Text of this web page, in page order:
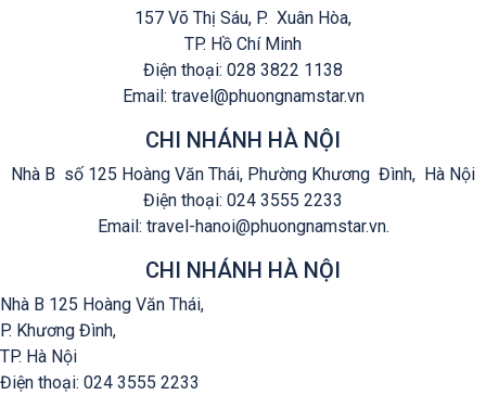
157 Võ Thị Sáu, P. Xuân Hòa,
TP. Hồ Chí Minh
Điện thoại: 028 3822 1138
Email: travel@phuongnamstar.vn
CHI NHÁNH HÀ NỘI
Nhà B số 125 Hoàng Văn Thái, Phường Khương Đình, Hà Nội
Điện thoại: 024 3555 2233
Email: travel-hanoi@phuongnamstar.vn.
CHI NHÁNH HÀ NỘI
Nhà B 125 Hoàng Văn Thái,
P. Khương Đình,
TP. Hà Nội
Điện thoại: 024 3555 2233